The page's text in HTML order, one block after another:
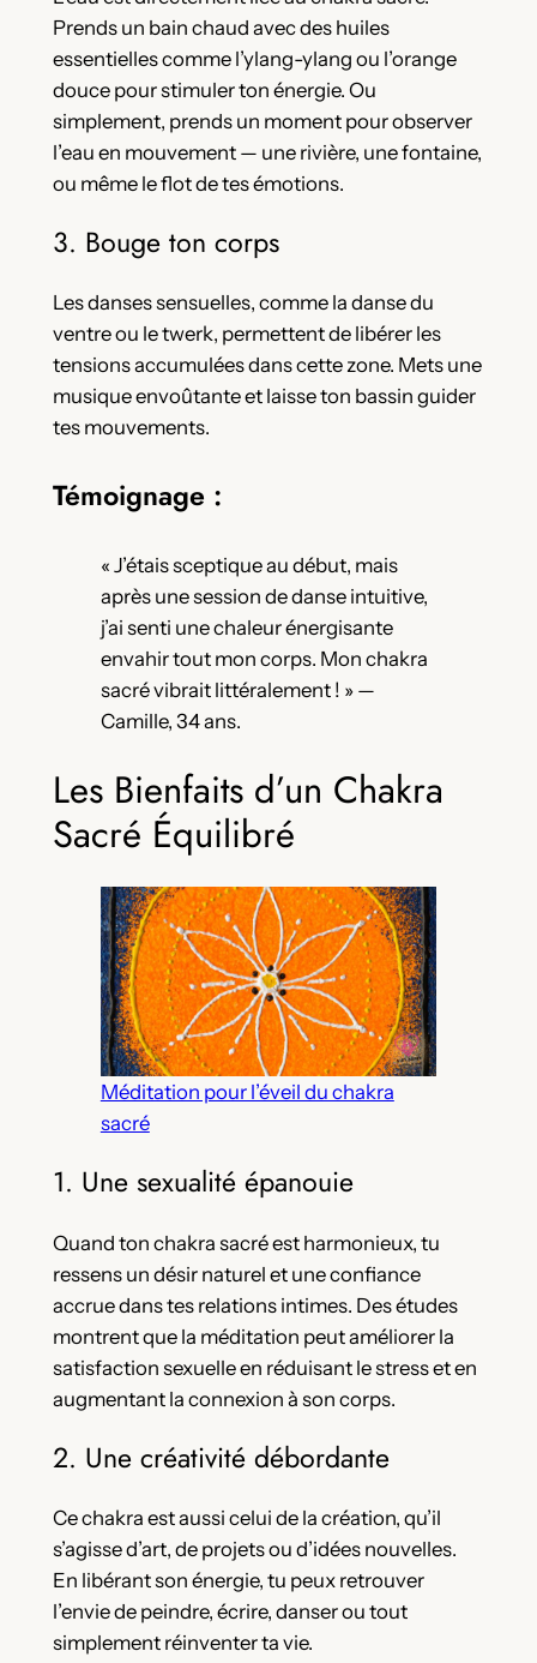
Prends un bain chaud avec des huiles
essentielles comme l’ylang-ylang ou l’orange
douce pour stimuler ton énergie. Ou
simplement, prends un moment pour observer
l’eau en mouvement — une rivière, une fontaine,
ou même le flot de tes émotions.
3. Bouge ton corps
Les danses sensuelles, comme la danse du
ventre ou le twerk, permettent de libérer les
tensions accumulées dans cette zone. Mets une
musique envoûtante et laisse ton bassin guider
tes mouvements.
Témoignage :
« J’étais sceptique au début, mais
après une session de danse intuitive,
j’ai senti une chaleur énergisante
envahir tout mon corps. Mon chakra
sacré vibrait littéralement ! » —
Camille, 34 ans.
Les Bienfaits d’un Chakra
Sacré Équilibré
Méditation pour l’éveil du chakra
sacré
1. Une sexualité épanouie
Quand ton chakra sacré est harmonieux, tu
ressens un désir naturel et une confiance
accrue dans tes relations intimes. Des études
montrent que la méditation peut améliorer la
satisfaction sexuelle en réduisant le stress et en
augmentant la connexion à son corps.
2. Une créativité débordante
Ce chakra est aussi celui de la création, qu’il
s’agisse d’art, de projets ou d’idées nouvelles.
En libérant son énergie, tu peux retrouver
l’envie de peindre, écrire, danser ou tout
simplement réinventer ta vie.